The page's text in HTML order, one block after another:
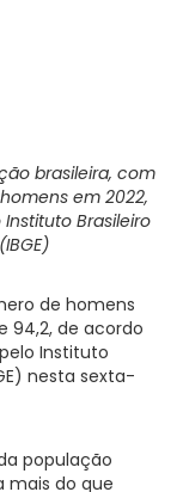
brasileira, com
em 2022,
Brasileiro
de homens
94,2, de acordo
Instituto
nesta sexta-
população
mais do que